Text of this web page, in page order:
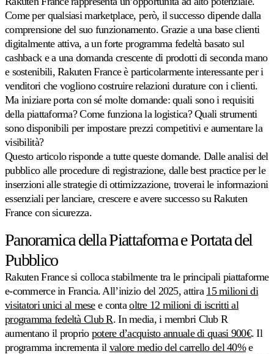
Box
universale
Vinca
Buy
Box
al
prezzo
giusto.
Lowest
landed
appena
sotto
il
prezzo
totale
Cross-
catalog
Coordinare
i
prezzi
sull'intero
catalogo.
Scopri
Come per qualsiasi marketplace, però, il successo dipende dalla
comprensione del suo funzionamento. Grazie a una base clienti
digitalmente attiva, a un forte programma fedeltà basato sul
cashback e a una domanda crescente di prodotti di seconda mano
e sostenibili, Rakuten France è particolarmente interessante per i
venditori che vogliono costruire relazioni durature con i clienti.
Ma iniziare porta con sé molte domande: quali sono i requisiti
della piattaforma? Come funziona la logistica? Quali strumenti
sono disponibili per impostare prezzi competitivi e aumentare la
visibilità?
Questo articolo risponde a tutte queste domande. Dalle analisi del
pubblico alle procedure di registrazione, dalle best practice per le
inserzioni alle strategie di ottimizzazione, troverai le informazioni
essenziali per lanciare, crescere e avere successo su Rakuten
France con sicurezza.
Panoramica della Piattaforma e Portata del
Pubblico
Rakuten France si colloca stabilmente tra le principali piattaforme
e-commerce in Francia. All’inizio del 2025, attira 15 milioni di
visitatori unici al mesee contaoltre 12 milioni di iscritti al
programma fedeltà Club R. In media, i membri Club R
aumentano il proprio potere d’acquisto annuale di quasi 900€. Il
programma incrementa il valore medio del carrello del 40%e